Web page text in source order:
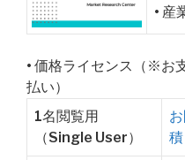
• 産
• 価格ライセンス（※お
払い）
1名閲覧用
（Single User）